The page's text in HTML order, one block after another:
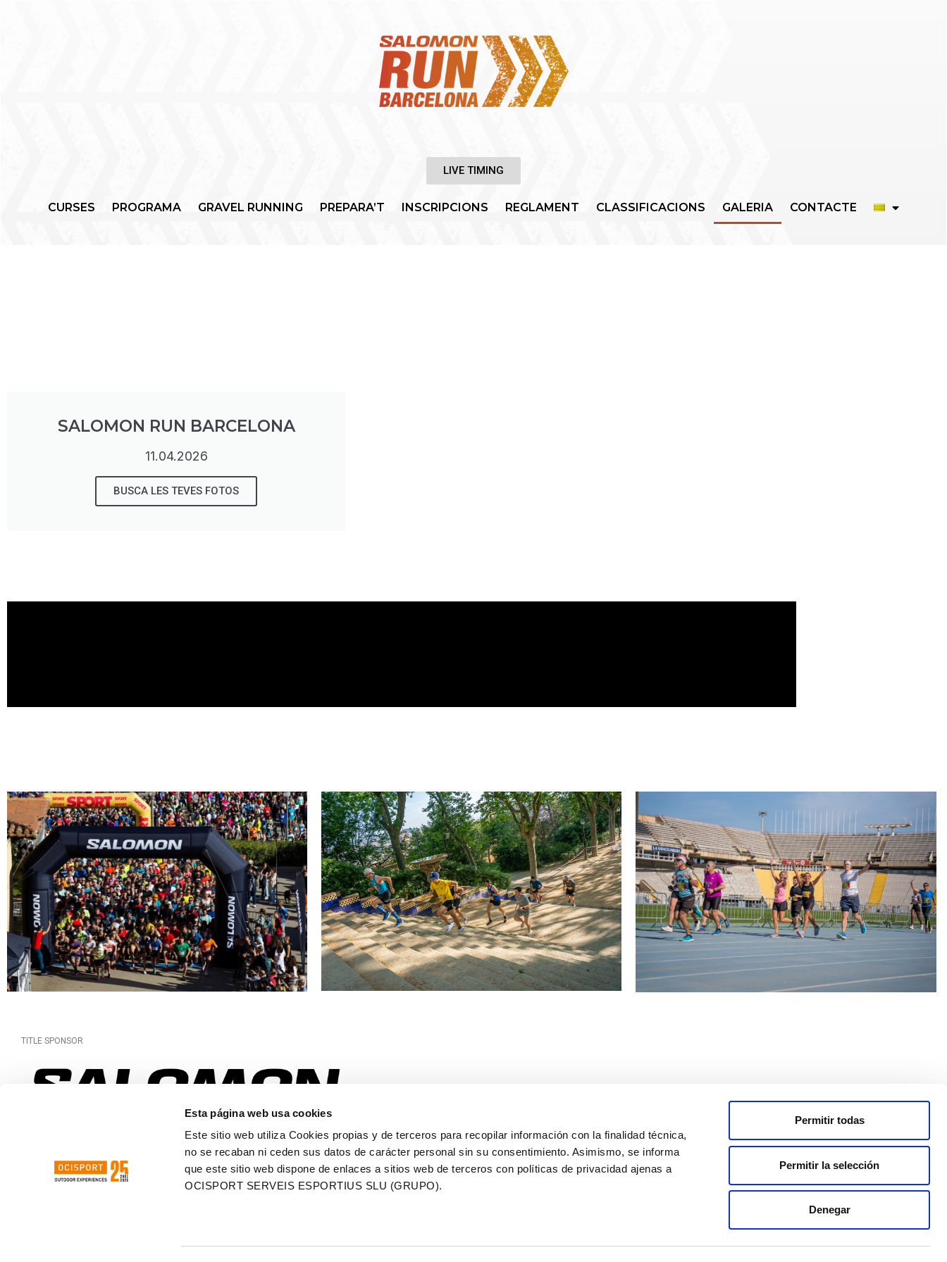
Esta página web usa cookies
Este sitio web utiliza Cookies propias y de terceros para recopilar información con la finalidad técnica,
no se recaban ni ceden sus datos de carácter personal sin su consentimiento. Asimismo, se informa
que este sitio web dispone de enlaces a sitios web de terceros con políticas de privacidad ajenas a
OCISPORT SERVEIS ESPORTIUS SLU (GRUPO).
Permitir todas
Permitir la selección
Denegar
LIVE TIMING
CURSES PROGRAMA GRAVEL RUNNING PREPARA’T INSCRIPCIONS REGLAMENT CLASSIFICACIONS GALERIA CONTACTE
SALOMON RUN BARCELONA
11.04.2026
BUSCA LES TEVES FOTOS
TITLE SPONSOR
OFFICIAL TRANSPORT OFFICIAL MAPPING SUPPORTED BY